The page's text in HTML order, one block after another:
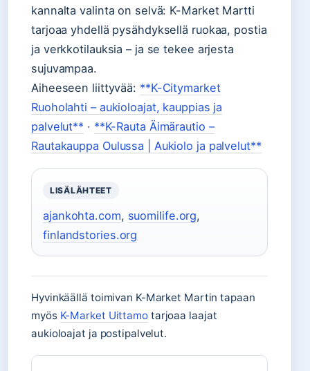
kannalta valinta on selvä: K-Market Martti
tarjoaa yhdellä pysähdyksellä ruokaa, postia
ja verkkotilauksia – ja se tekee arjesta
sujuvampaa.
Aiheeseen liittyvää: **K-Citymarket
Ruoholahti – aukioloajat, kauppias ja
palvelut** · **K-Rauta Äimärautio –
Rautakauppa Oulussa | Aukiolo ja palvelut**
LISÄLÄHTEET
ajankohta.com, suomilife.org,
finlandstories.org
Hyvinkäällä toimivan K-Market Martin tapaan
myös K-Market Uittamotarjoaa laajat
aukioloajat ja postipalvelut.